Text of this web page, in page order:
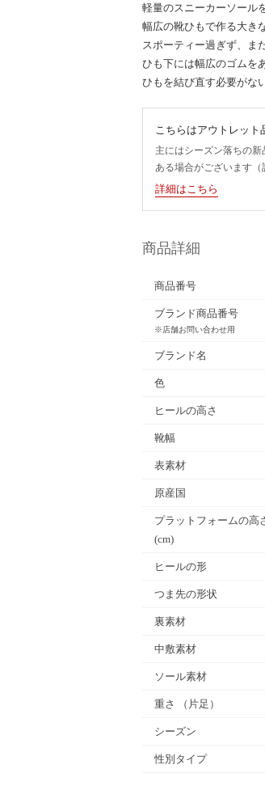
軽量のスニーカーソール
幅広の靴ひもで作る大き
スポーティー過ぎず、ま
ひも下には幅広のゴムを
ひもを結び直す必要がな
こちらはアウトレット
主にはシーズン落ちの
ある場合がございます（
詳細はこちら
商品詳細
商品番号
ブランド商品番号
※店舗お問い合わせ用
ブランド名
色
ヒールの高さ
靴幅
表素材
原産国
プラットフォームの高
(cm)
ヒールの形
つま先の形状
裏素材
中敷素材
ソール素材
重さ （片足）
シーズン
性別タイプ